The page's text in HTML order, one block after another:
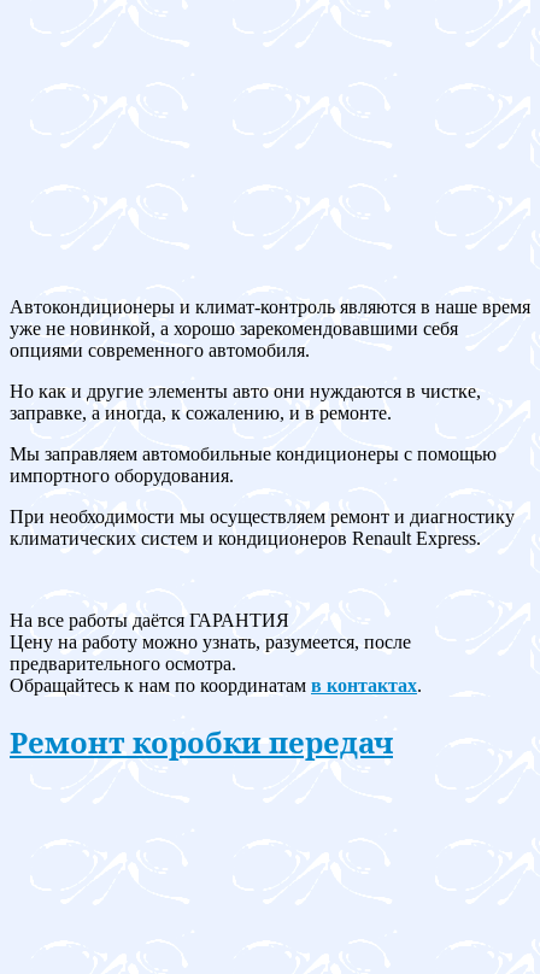
Автокондиционеры и климат-контроль являются в наше время
уже не новинкой, а хорошо зарекомендовавшими себя
опциями современного автомобиля.
Но как и другие элементы авто они нуждаются в чистке,
заправке, а иногда, к сожалению, и в ремонте.
Мы заправляем автомобильные кондиционеры с помощью
импортного оборудования.
При необходимости мы осуществляем ремонт и диагностику
климатических систем и кондиционеров Renault Express.
На все работы даётся ГАРАНТИЯ
Цену на работу можно узнать, разумеется, после
предварительного осмотра.
Обращайтесь к нам по координатам в контактах.
Ремонт коробки передач